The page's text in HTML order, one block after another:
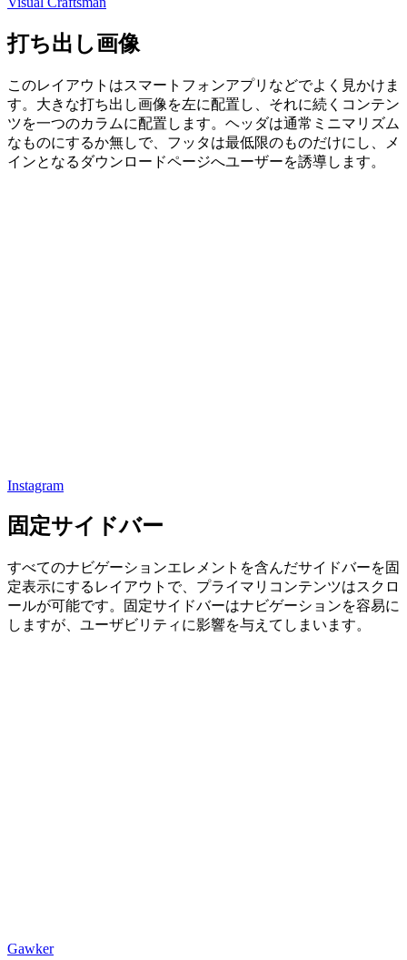
打ち出し画像
このレイアウトはスマートフォンアプリなどでよく見かけま
す。大きな打ち出し画像を左に配置し、それに続くコンテン
ツを一つのカラムに配置します。ヘッダは通常ミニマリズム
なものにするか無しで、フッタは最低限のものだけにし、メ
インとなるダウンロードページへユーザーを誘導します。
Instagram
固定サイドバー
すべてのナビゲーションエレメントを含んだサイドバーを固
定表示にするレイアウトで、プライマリコンテンツはスクロ
ールが可能です。固定サイドバーはナビゲーションを容易に
しますが、ユーザビリティに影響を与えてしまいます。
Gawker